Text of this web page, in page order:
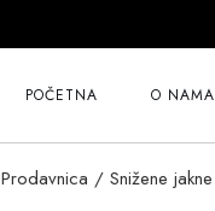
POČETNA O NAMA
Prodavnica Snižene jakne